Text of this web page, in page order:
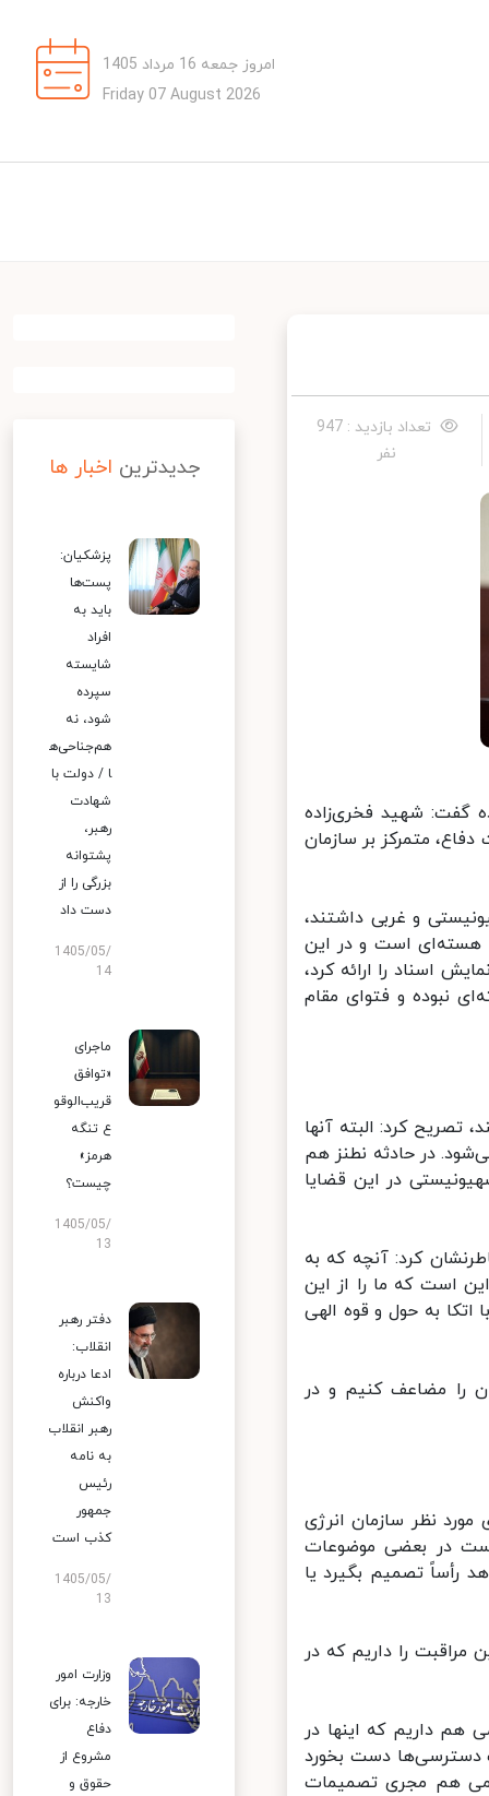
امروز جمعه 16 مرداد 1405
Friday 07 August 2026
تعداد بازدید : 947
نفر
گفت: شهید فخری‌زاده
متمرکز بر سازمان
و غربی داشتند،
هسته‌ای است و در این
اسناد را ارائه کرد،
نبوده و فتوای مقام
کرد: البته آنها
در حادثه نطنز هم
در این قضایا
کرد: آنچه که به
است که ما را از این
به حول و قوه الهی
را مضاعف کنیم و در
نظر سازمان انرژی
در بعضی موضوعات
تصمیم بگیرد یا
را داریم که در
هم داریم که اینها در
دست بخورد
هم مجری تصمیمات
جدیدترین اخبار ها
پزشکیان:
پست‌ها
باید به
افراد
شایسته
سپرده
شود، نه
هم‌جناحی‌ه
ا / دولت با
شهادت
رهبر،
پشتوانه
بزرگی را از
دست داد
1405/05/
14
ماجرای
«توافق
قریب‌الوقو
ع تنگه
هرمز»
چیست؟
1405/05/
13
دفتر رهبر
انقلاب:
ادعا درباره
واکنش
رهبر انقلاب
به نامه
رئیس
جمهور
کذب است
1405/05/
13
وزارت امور
خارجه: برای
دفاع
مشروع از
حقوق و